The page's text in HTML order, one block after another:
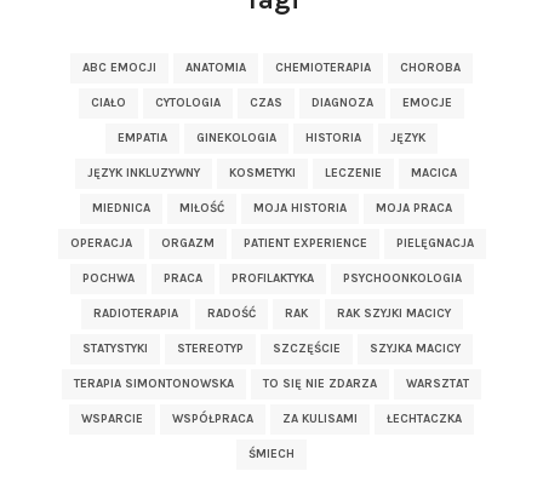
ABC EMOCJI ANATOMIA CHEMIOTERAPIA CHOROBA
CIAŁO CYTOLOGIA CZAS DIAGNOZA EMOCJE
EMPATIA GINEKOLOGIA HISTORIA JĘZYK
JĘZYK INKLUZYWNY KOSMETYKI LECZENIE MACICA
MIEDNICA MIŁOŚĆ MOJA HISTORIA MOJA PRACA
OPERACJA ORGAZM PATIENT EXPERIENCE PIELĘGNACJA
POCHWA PRACA PROFILAKTYKA PSYCHOONKOLOGIA
RADIOTERAPIA RADOŚĆ RAK RAK SZYJKI MACICY
STATYSTYKI STEREOTYP SZCZĘŚCIE SZYJKA MACICY
TERAPIA SIMONTONOWSKA TO SIĘ NIE ZDARZA WARSZTAT
WSPARCIE WSPÓŁPRACA ZA KULISAMI ŁECHTACZKA
ŚMIECH